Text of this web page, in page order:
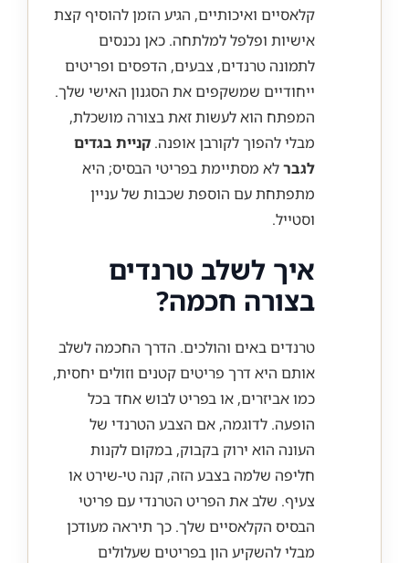
קלאסיים ואיכותיים, הגיע הזמן להוסיף קצת
אישיות ופלפל למלתחה. כאן נכנסים
לתמונה טרנדים, צבעים, הדפסים ופריטים
ייחודיים שמשקפים את הסגנון האישי שלך.
המפתח הוא לעשות זאת בצורה מושכלת,
מבלי להפוך לקורבן אופנה. קניית בגדים
לגברלא מסתיימת בפריטי הבסיס; היא
מתפתחת עם הוספת שכבות של עניין
וסטייל.
איך לשלב טרנדים
בצורה חכמה?
טרנדים באים והולכים. הדרך החכמה לשלב
אותם היא דרך פריטים קטנים וזולים יחסית,
כמו אביזרים, או בפריט לבוש אחד בכל
הופעה. לדוגמה, אם הצבע הטרנדי של
העונה הוא ירוק בקבוק, במקום לקנות
חליפה שלמה בצבע הזה, קנה טי-שירט או
צעיף. שלב את הפריט הטרנדי עם פריטי
הבסיס הקלאסיים שלך. כך תיראה מעודכן
מבלי להשקיע הון בפריטים שעלולים